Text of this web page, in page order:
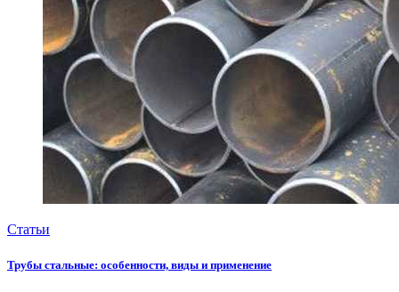
Статьи
Трубы стальные: особенности, виды и применение